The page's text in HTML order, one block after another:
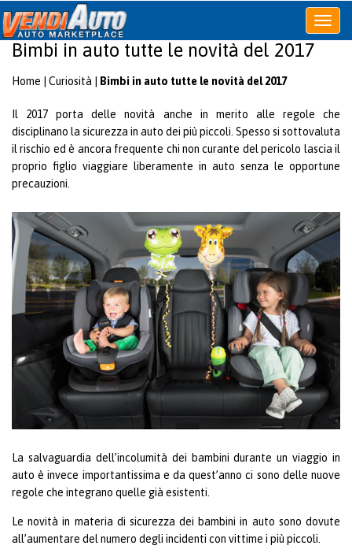
Apri
o
Bimbi in auto tutte le novità del 2017
Home Curiosità Bimbi in auto tutte le novità del 2017
Il 2017 porta delle novità anche in merito alle regole che
disciplinano la sicurezza in auto dei più piccoli. Spesso si sottovaluta
il rischio ed è ancora frequente chi non curante del pericolo lascia il
proprio figlio viaggiare liberamente in auto senza le opportune
precauzioni.
La salvaguardia dell’incolumità dei bambini durante un viaggio in
auto è invece importantissima e da quest’anno ci sono delle nuove
regole che integrano quelle già esistenti.
Le novità in materia di sicurezza dei bambini in auto sono dovute
all’aumentare del numero degli incidenti con vittime i più piccoli.